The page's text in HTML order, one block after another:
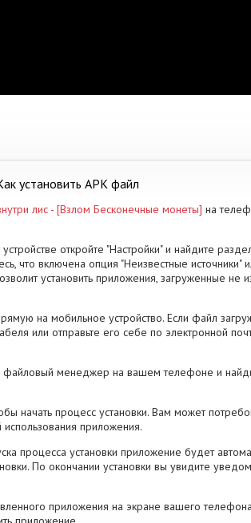
установить APK файл
лис - [Взлом Бесконечные монеты] на
откройте "Настройки" и найдите
что включена опция "Неизвестные источники"
установить приложения, загруженные не
на мобильное устройство. Если файл
или отправьте его себе по электронной
файловый менеджер на вашем телефоне и
начать процесс установки. Вам может
приложения.
процесса установки приложение будет
По окончании установки вы увидите
приложения на экране вашего